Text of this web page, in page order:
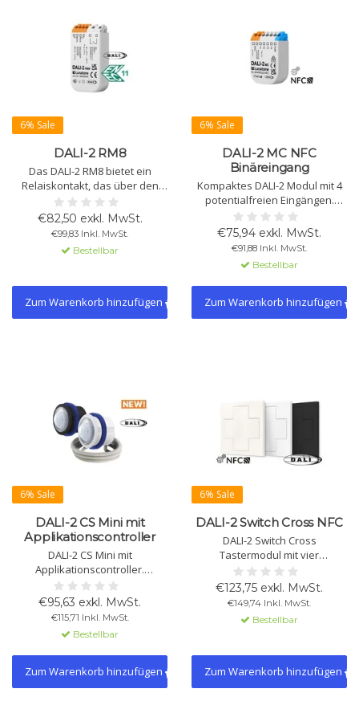
6% Sale
DALI-2 RM8
Das DALI-2 RM8 bietet ein
Relaiskontakt, das über den
DALI-Bus gesteuert werden
kann, schaltet Lasten bis 2 kW
und verlängert die
Lebensdauer durch
Nullpunktumschaltung.
€82,50 exkl. MwSt.
€99,83 Inkl. MwSt.
Bestellbar
Zum Warenkorb hinzufügen
6% Sale
DALI-2 MC NFC
Binäreingang
Kompaktes DALI-2 Modul mit 4
potentialfreien Eingängen.
Geeignet für Dimmen, Schalten,
Szenen und Farbsteuerung.
Konfiguration über DALI Cockpit
€75,94 exkl. MwSt.
€91,88 Inkl. MwSt.
Bestellbar
Zum Warenkorb hinzufügen
6% Sale
DALI-2 CS Mini mit
Applikationscontroller
DALI-2 CS Mini mit
Applikationscontroller.
Bewegungs- und Lichtsensor
zur konstanten Lichtsteuerung.
Geeignet für Innen- und
Außenbereich, in Schwarz und
Weiß erhältlich.
€95,63 exkl. MwSt.
€115,71 Inkl. MwSt.
Bestellbar
Zum Warenkorb hinzufügen
6% Sale
DALI-2 Switch Cross NFC
DALI-2 Switch Cross
Tastermodul mit vier
konfigurierbaren Tasten. NFC-
Konfiguration per Smartphone.
Unterstützt Dimmen, Schalten,
Szenen, Makros und mehr.
Verschiedene Symbole
€123,75 exkl. MwSt.
€149,74 Inkl. MwSt.
Bestellbar
Zum Warenkorb hinzufügen